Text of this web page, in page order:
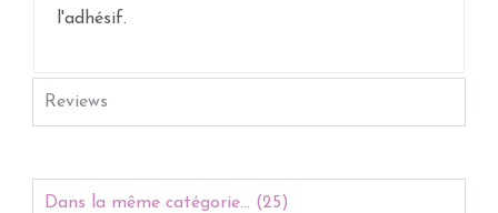
l'adhésif.
Reviews
Dans la même catégorie... (25)